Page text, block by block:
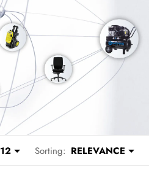
12 Sorting: RELEVANCE